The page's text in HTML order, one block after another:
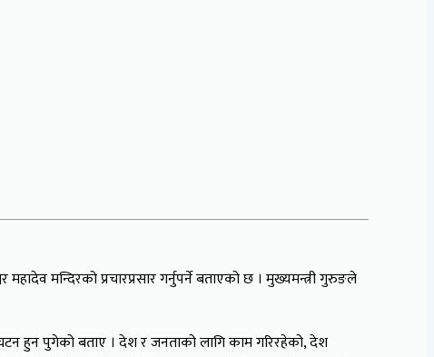
मन्दिरको प्रचारप्रसार गर्नुपर्ने बताएको छ । मुख्यमन्त्री गुरुङले
हुन पुगेको बताए । देश र जनताको लागि काम गरिरहेको, देश